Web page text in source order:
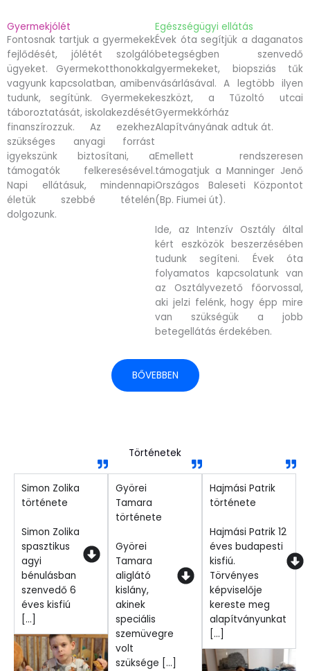
Gyermekjólét
Fontosnak tartjuk a gyermekek
fejlődését, jólétét szolgáló
ügyeket. Gyermekotthonokkal
vagyunk kapcsolatban, amiben
tudunk, segítünk. Gyermekek
táboroztatását, iskolakezdését
finanszírozzuk. Az ezekhez
szükséges anyagi forrást
igyekszünk biztosítani, a
támogatók felkeresésével.
Napi ellátásuk, mindennapi
életük szebbé tételén
dolgozunk.
Egészségügyi ellátás
Évek óta segítjük a daganatos
betegségben szenvedő
gyermekeket, biopsziás tűk
vásárlásával. A legtöbb ilyen
eszközt, a Tűzoltó utcai
Gyermekkórház
Alapítványának adtuk át.
Emellett rendszeresen
támogatjuk a Manninger Jenő
Országos Baleseti Központot
(Bp. Fiumei út).
Ide, az Intenzív Osztály által
kért eszközök beszerzésében
tudunk segíteni. Évek óta
folyamatos kapcsolatunk van
az Osztályvezető főorvossal,
aki jelzi felénk, hogy épp mire
van szükségük a jobb
betegellátás érdekében.
BŐVEBBEN
Történetek
Simon Zolika
története
Simon Zolika
spasztikus
agyi
bénulásban
szenvedő 6
éves kisfiú
[...]
Györei
Tamara
története
Györei
Tamara
aliglátó
kislány,
akinek
speciális
szemüvegre
volt
szüksége [...]
Hajmási Patrik
története
Hajmási Patrik 12
éves budapesti
kisfiú.
Törvényes
képviselője
kereste meg
alapítványunkat
[...]